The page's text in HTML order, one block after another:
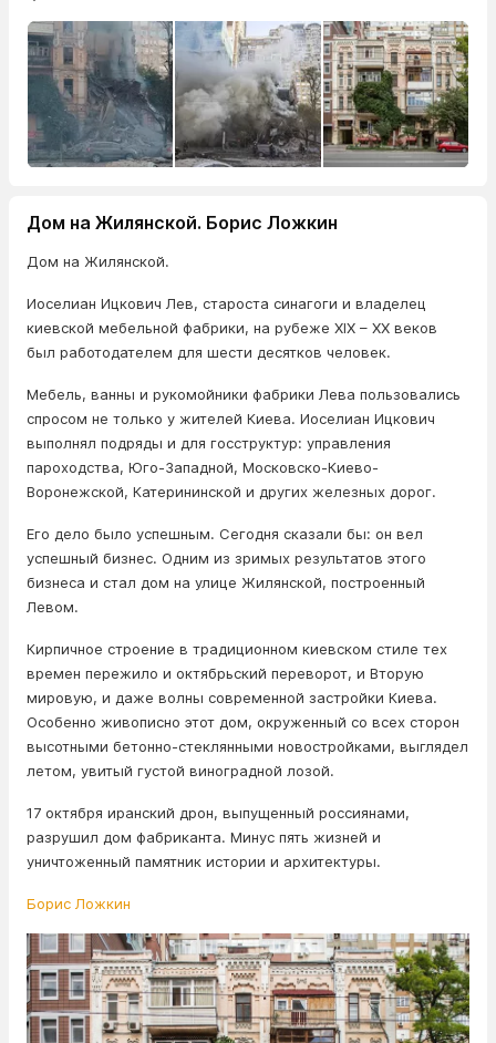
Дом на Жилянской. Борис Ложкин
Дом на Жилянской.
Иоселиан Ицкович Лев, староста синагоги и владелец
киевской мебельной фабрики, на рубеже XIX – XX веков
был работодателем для шести десятков человек.
Мебель, ванны и рукомойники фабрики Лева пользовались
спросом не только у жителей Киева. Иоселиан Ицкович
выполнял подряды и для госструктур: управления
пароходства, Юго-Западной, Московско-Киево-
Воронежской, Катерининской и других железных дорог.
Его дело было успешным. Сегодня сказали бы: он вел
успешный бизнес. Одним из зримых результатов этого
бизнеса и стал дом на улице Жилянской, построенный
Левом.
Кирпичное строение в традиционном киевском стиле тех
времен пережило и октябрьский переворот, и Вторую
мировую, и даже волны современной застройки Киева.
Особенно живописно этот дом, окруженный со всех сторон
высотными бетонно-стеклянными новостройками, выглядел
летом, увитый густой виноградной лозой.
17 октября иранский дрон, выпущенный россиянами,
разрушил дом фабриканта. Минус пять жизней и
уничтоженный памятник истории и архитектуры.
Борис Ложкин